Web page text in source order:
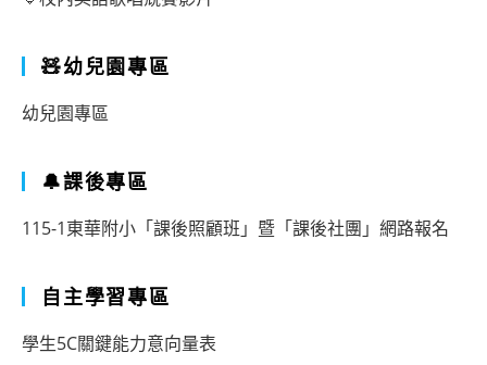
🧸幼兒園專區
幼兒園專區
🔔課後專區
115-1東華附小「課後照顧班」暨「課後社團」網路報名
自主學習專區
學生5C關鍵能力意向量表